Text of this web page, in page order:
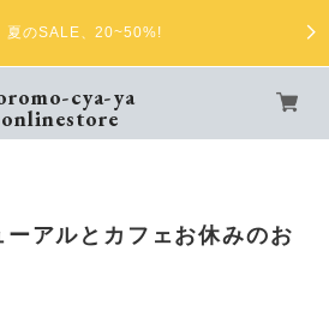
夏のSALE、20~50%!
cya-ya
onlinestore
ーアルとカフェお休みのお